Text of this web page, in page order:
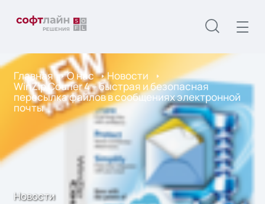
Главная О нас Новости
WinZip Courier 4 – быстрая и безопасная
пересылка файлов в сообщениях электронной
почты
Новости